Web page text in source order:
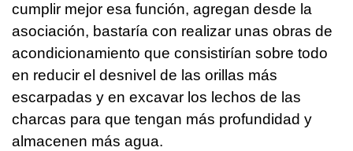
cumplir mejor esa función, agregan desde la
asociación, bastaría con realizar unas obras de
acondicionamiento que consistirían sobre todo
en reducir el desnivel de las orillas más
escarpadas y en excavar los lechos de las
charcas para que tengan más profundidad y
almacenen más agua.